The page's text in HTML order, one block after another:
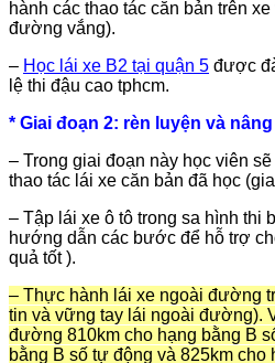
hành các thao tác căn bản trên
đường vắng).
– Học lái xe B2 tại quận 5 được
lệ thi đậu cao tphcm.
* Giai đoạn 2: rèn luyện và
– Trong giai đoạn này học viên
thao tác lái xe căn bản đã học
– Tập lái xe ô tô trong sa hình thi
hướng dẫn các bước để hỗ trợ
quả tốt ).
– Thực hành lái xe ngoài đường
tin và vững tay lái ngoài đường).
đường 810km cho hạng bằng B
bằng B số tự động và 825km cho